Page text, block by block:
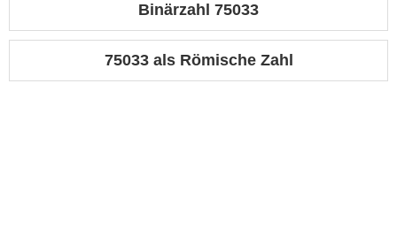
Binärzahl 75033
75033 als Römische Zahl